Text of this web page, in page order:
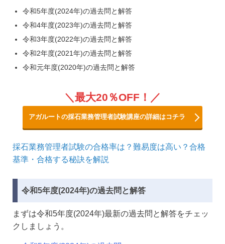
令和5年度(2024年)の過去問と解答
令和4年度(2023年)の過去問と解答
令和3年度(2022年)の過去問と解答
令和2年度(2021年)の過去問と解答
令和元年度(2020年)の過去問と解答
最大20％OFF！
アガルートの採石業務管理者試験講座の詳細はコチラ
採石業務管理者試験の合格率は？難易度は高い？合格
基準・合格する秘訣を解説
令和5年度(2024年)の過去問と解答
まずは令和5年度(2024年)最新の過去問と解答をチェッ
クしましょう。